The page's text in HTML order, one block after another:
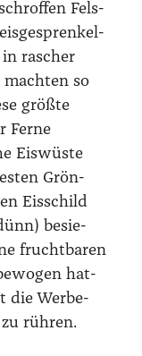
Fels­
rascher
so
größ­te
Fer­ne
Eis­wüs­te
Grön­
Eis­schild
besie­
frucht­ba­ren
hat­
die Wer­be­
rüh­ren.